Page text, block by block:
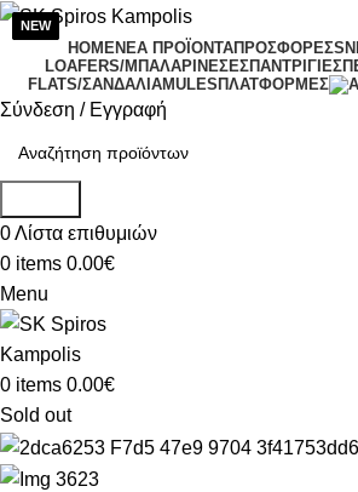
HOMEΝΕΑ ΠΡΟΪΟΝΤΑΠΡΟΣΦΟΡΕΣ
LOAFERS/ΜΠΑΛΑΡΙΝΕΣΕΣΠΑΝΤΡΙΓΙΕΣ
FLATS/ΣΑΝΔΑΛΙΑMULES ΠΛΑΤΦΟΡΜΕΣ
Σύνδεση / Εγγραφή
0Λίστα επιθυμιών
0 items 0.00€
Menu
0 items 0.00€
Sold out